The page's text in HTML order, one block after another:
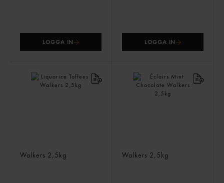
LOGGA IN LOGGA IN
Walkers 2,5kg Walkers 2,5kg